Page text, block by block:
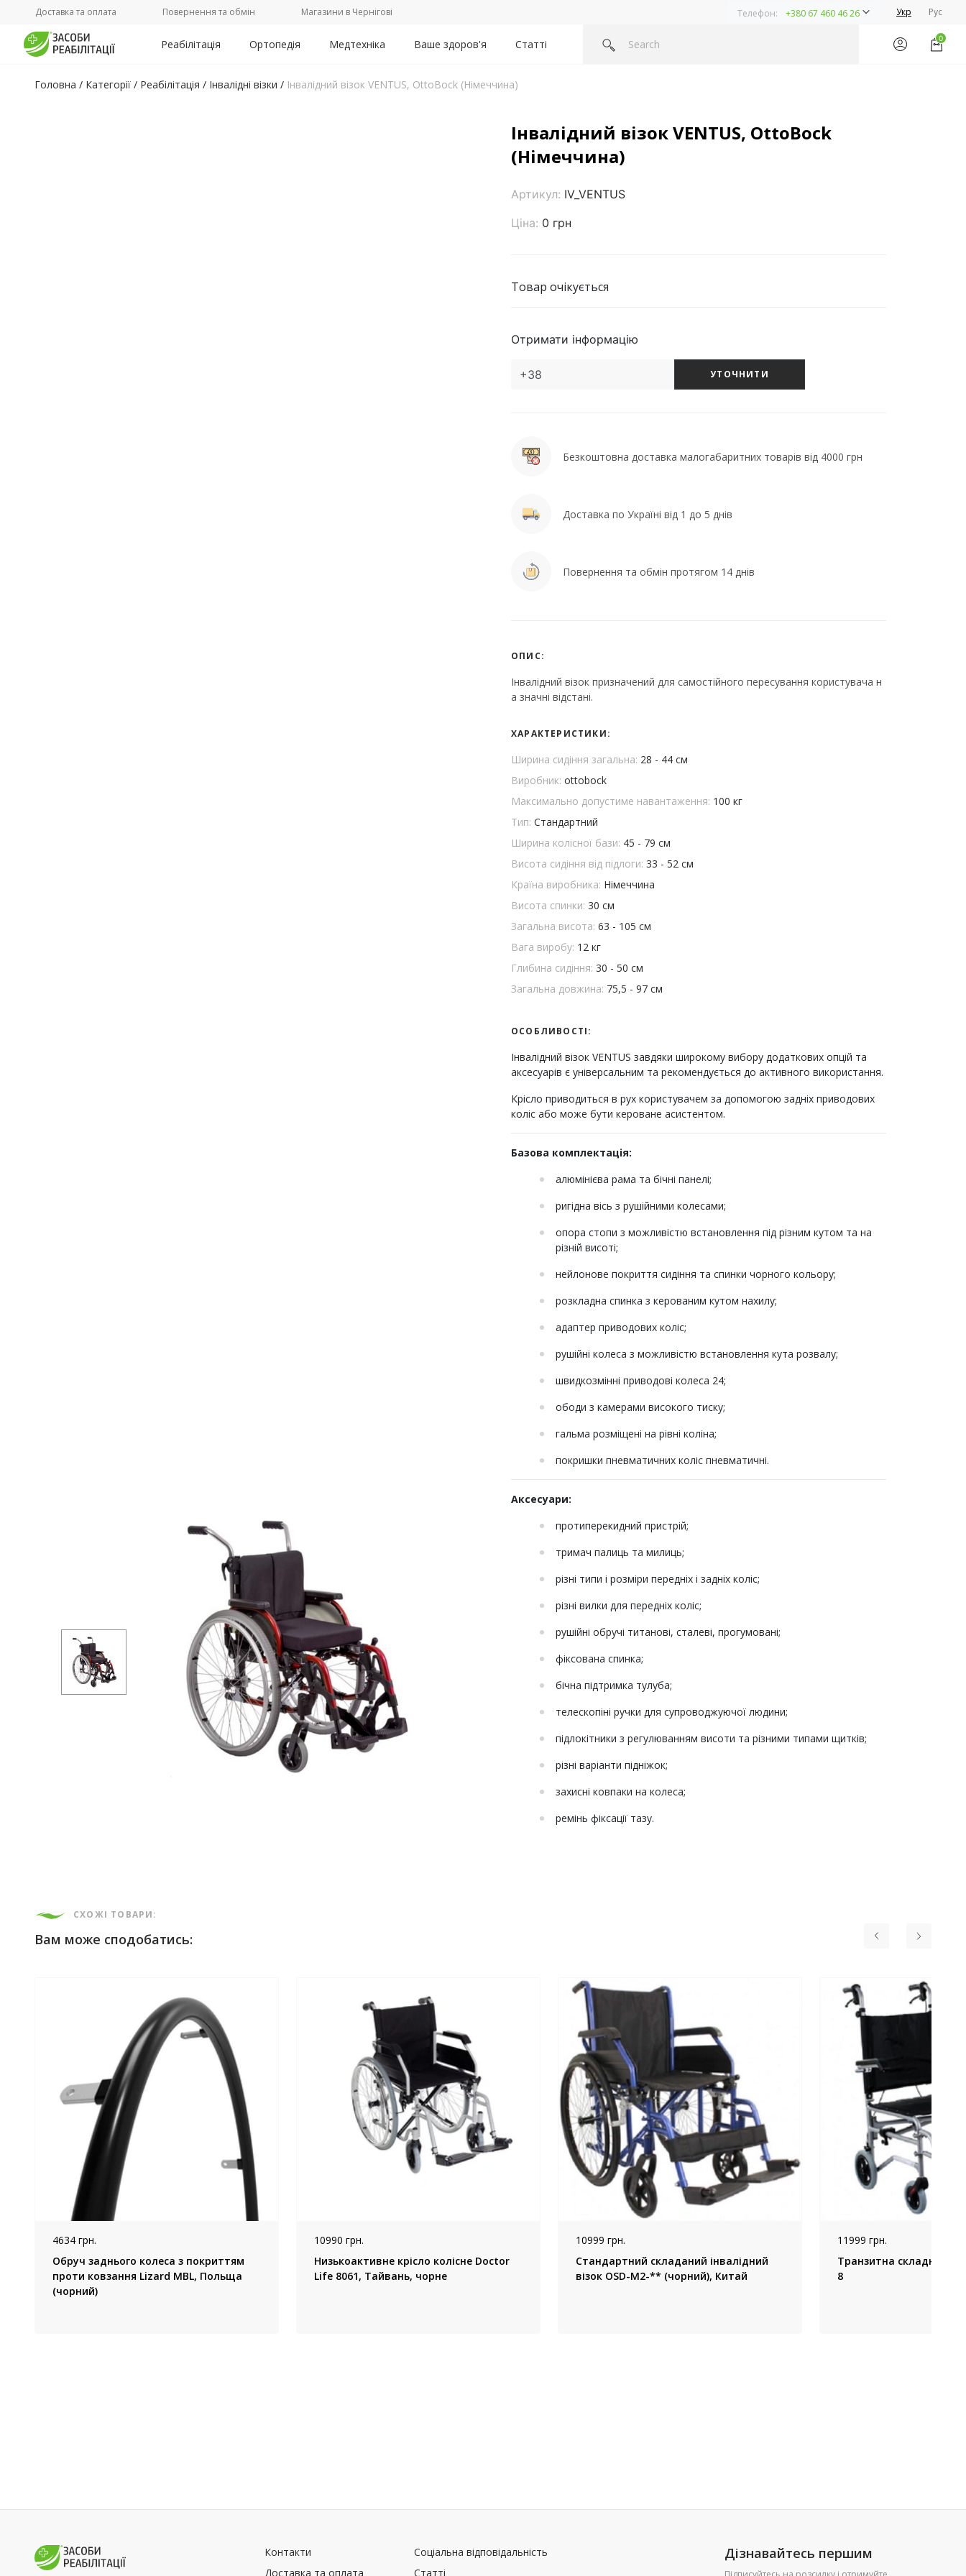
Доставка та оплата Повернення та обмін Магазини в Чернігові Телефон: +380 67 460 46 26 Укр Рус
Реабілітація Ортопедія Медтехніка Ваше здоров'я Статті 0
Головна / Категорії / Реабілітація / Інвалідні візки / Інвалідний візок VENTUS, OttoBock (Німеччина)
Інвалідний візок VENTUS, OttoBock
(Німеччина)
Артикул: IV_VENTUS
Ціна: 0 грн
Товар очікується
Отримати інформацію
УТОЧНИТИ
Безкоштовна доставка малогабаритних товарів від 4000 грн
Доставка по Україні від 1 до 5 днів
Повернення та обмін протягом 14 днів
ОПИС:
Інвалідний візок призначений для самостійного пересування користувача н
а значні відстані.
ХАРАКТЕРИСТИКИ:
Ширина сидіння загальна: 28 - 44 см
Виробник: ottobock
Максимально допустиме навантаження: 100 кг
Тип: Стандартний
Ширина колісної бази: 45 - 79 см
Висота сидіння від підлоги: 33 - 52 см
Країна виробника: Німеччина
Висота спинки: 30 см
Загальна висота: 63 - 105 см
Вага виробу: 12 кг
Глибина сидіння: 30 - 50 см
Загальна довжина: 75,5 - 97 см
ОСОБЛИВОСТІ:
Інвалідний візок VENTUS завдяки широкому вибору додаткових опцій та
аксесуарів є універсальним та рекомендується до активного використання.
Крісло приводиться в рух користувачем за допомогою задніх приводових
коліс або може бути кероване асистентом.
Базова комплектація:
алюмінієва рама та бічні панелі;
ригідна вісь з рушійними колесами;
опора стопи з можливістю встановлення під різним кутом та на
різній висоті;
нейлонове покриття сидіння та спинки чорного кольору;
розкладна спинка з керованим кутом нахилу;
адаптер приводових коліс;
рушійні колеса з можливістю встановлення кута розвалу;
швидкозмінні приводові колеса 24;
ободи з камерами високого тиску;
гальма розміщені на рівні коліна;
покришки пневматичних коліс пневматичні.
Аксесуари:
протиперекидний пристрій;
тримач палиць та милиць;
різні типи і розміри передніх і задніх коліс;
різні вилки для передніх коліс;
рушійні обручі титанові, сталеві, прогумовані;
фіксована спинка;
бічна підтримка тулуба;
телескопіні ручки для супроводжуючої людини;
підлокітники з регулюванням висоти та різними типами щитків;
різні варіанти підніжок;
захисні ковпаки на колеса;
ремінь фіксації тазу.
СХОЖІ ТОВАРИ:
Вам може сподобатись:
4634 грн.
Обруч заднього колеса з покриттям
проти ковзання Lizard MBL, Польща
(чорний)
10990 грн.
Низькоактивне крісло колісне Doctor
Life 8061, Тайвань, чорне
10999 грн.
Стандартний складаний інвалідний
візок OSD-M2-** (чорний), Китай
11999 грн.
Транзитна складна
8
Контакти
Доставка та оплата
Соціальна відповідальність
Статті
Дізнавайтесь першим